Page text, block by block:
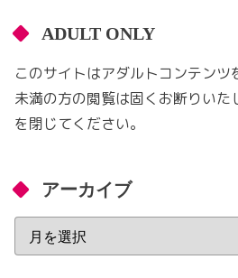
ADULT ONLY
このサイトはアダルトコンテン
未満の方の閲覧は固くお断りい
を閉じてください。
アーカイブ